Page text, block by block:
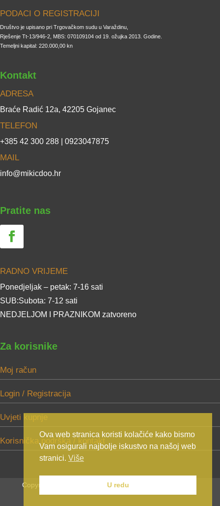
PODACI O REGISTRACIJI
Društvo je upisano pri Trgovačkom sudu u Varaždinu,
Rješenje Tt-13/946-2, MBS: 070109104 od 19. ožujka 2013. Godine.
Temeljni kapital: 220.000,00 kn
Kontakt
ADRESA
Braće Radić 12a, 42205 Gojanec
TELEFON
+385 42 300 288 | 0923047875
MAIL
info@mikicdoo.hr
Pratite nas
RADNO VRIJEME
Ponedjeljak – petak: 7-16 sati
SUB:Subota: 7-12 sati
NEDJELJOM I PRAZNIKOM zatvoreno
Za korisnike
Moj račun
Login / Registracija
Uvjeti kupnje
Korisnička podrška / kontakt
Copyright Mikić d.o.o. 2025. Sva prava zadržana.
Ova web stranica koristi kolačiće kako bismo
Vam osigurali najbolje iskustvo na našoj web
stranici. Više
U redu